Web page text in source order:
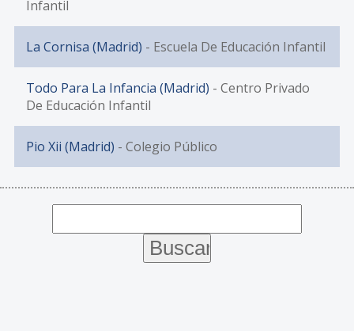
Infantil
La Cornisa (Madrid) - Escuela De Educación Infantil
Todo Para La Infancia (Madrid) - Centro Privado
De Educación Infantil
Pio Xii (Madrid) - Colegio Público